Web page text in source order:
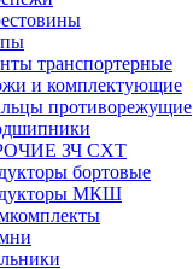
транспортерные
и комплектующие
противорежущие
ЗЧ СХТ
бортовые
МКШ